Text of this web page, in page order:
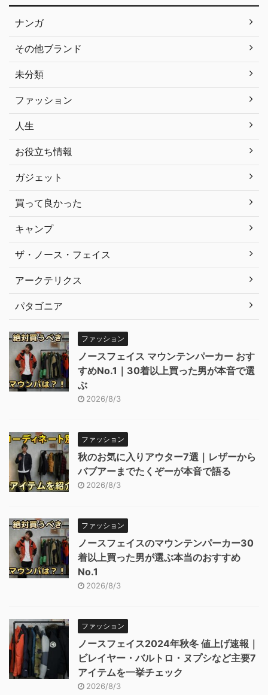
ナンガ
その他ブランド
未分類
ファッション
人生
お役立ち情報
ガジェット
買って良かった
キャンプ
ザ・ノース・フェイス
アークテリクス
パタゴニア
ファッション
ノースフェイス マウンテンパーカー おす
すめNo.1｜30着以上買った男が本音で選
ぶ
2026/8/3
ファッション
秋のお気に入りアウター7選｜レザーから
バブアーまでたくぞーが本音で語る
2026/8/3
ファッション
ノースフェイスのマウンテンパーカー30
着以上買った男が選ぶ本当のおすすめ
No.1
2026/8/3
ファッション
ノースフェイス2024年秋冬 値上げ速報｜
ビレイヤー・バルトロ・ヌプシなど主要7
アイテムを一挙チェック
2026/8/3